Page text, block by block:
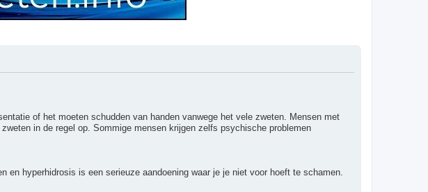
of het moeten schudden van handen vanwege het vele zweten. Mensen met
in de regel op. Sommige mensen krijgen zelfs psychische problemen
hyperhidrosis is een serieuze aandoening waar je je niet voor hoeft te schamen.